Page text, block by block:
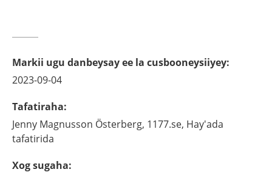
Markii ugu danbeysay ee la cusbooneysiiyey:
2023-09-04
Tafatiraha:
Jenny Magnusson Österberg, 1177.se, Hay'ada
tafatirida
Xog sugaha: